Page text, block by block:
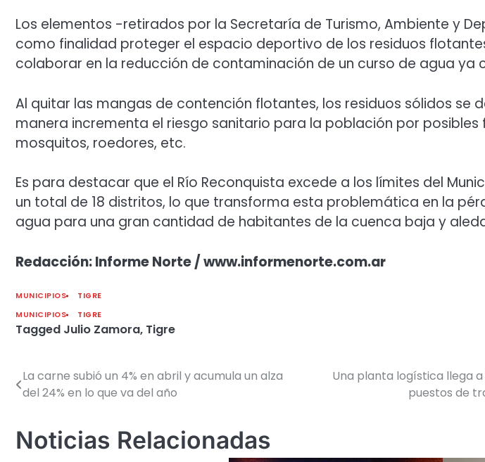
Los elementos -retirados por la Secretaría de Turismo, Ambiente y
como finalidad proteger el espacio deportivo de los residuos
colaborar en la reducción de contaminación de un curso de agua ya
Al quitar las mangas de contención flotantes, los residuos sólidos se
manera incrementa el riesgo sanitario para la población por
mosquitos, roedores, etc.
Es para destacar que el Río Reconquista excede a los límites del
un total de 18 distritos, lo que transforma esta problemática en la
agua para una gran cantidad de habitantes de la cuenca baja y
Redacción: Informe Norte / www.informenorte.com.ar
MUNICIPIOS
TIGRE
MUNICIPIOS
TIGRE
Tagged Julio Zamora, Tigre
Navegación
entradas
La carne subió un 4% en abril y acumula un alza
del 24% en lo que va del año
Una planta logística llega
puestos de
Noticias Relacionadas